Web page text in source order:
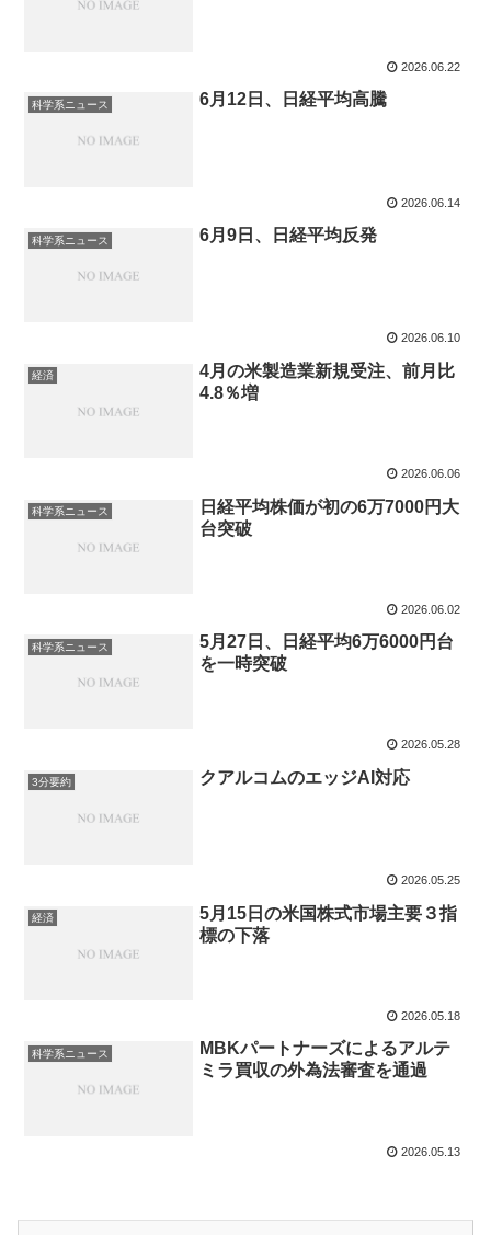
2026.06.22
科学系ニュース 6月12日、日経平均高騰
2026.06.14
科学系ニュース 6月9日、日経平均反発
2026.06.10
経済
4月の米製造業新規受注、前月比
4.8％増
2026.06.06
科学系ニュース
日経平均株価が初の6万7000円大
台突破
2026.06.02
科学系ニュース
5月27日、日経平均6万6000円台
を一時突破
2026.05.28
3分要約 クアルコムのエッジAI対応
2026.05.25
経済
5月15日の米国株式市場主要３指
標の下落
2026.05.18
科学系ニュース
MBKパートナーズによるアルテ
ミラ買収の外為法審査を通過
2026.05.13